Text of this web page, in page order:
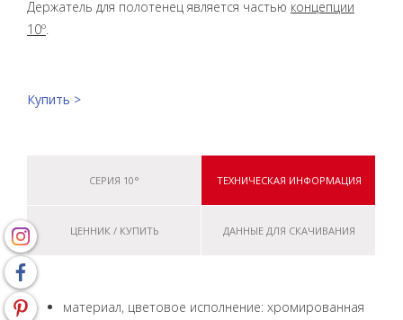
Держатель для полотенец является частью концепции
10º.
Купить >
СЕРИЯ 10° ТЕХНИЧЕСКАЯ ИНФОРМАЦИЯ
ЦЕННИК / КУПИТЬ ДАННЫЕ ДЛЯ СКАЧИВАНИЯ
материал, цветовое исполнение: хромированная